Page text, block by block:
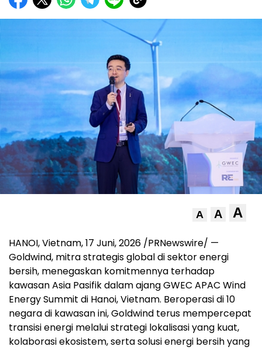
A A A
HANOI, Vietnam,17 Juni, 2026 /PRNewswire/ —
Goldwind, mitra strategis global di sektor energi
bersih, menegaskan komitmennya terhadap
kawasan Asia Pasifik dalam ajang GWEC APAC Wind
Energy Summit di Hanoi, Vietnam. Beroperasi di 10
negara di kawasan ini, Goldwind terus mempercepat
transisi energi melalui strategi lokalisasi yang kuat,
kolaborasi ekosistem, serta solusi energi bersih yang